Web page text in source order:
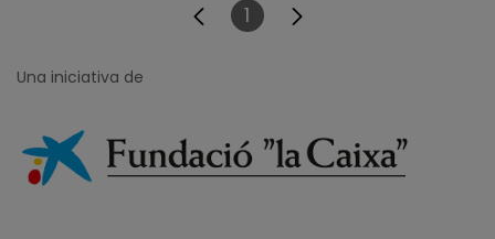
Pàgina
1
Una iniciativa de